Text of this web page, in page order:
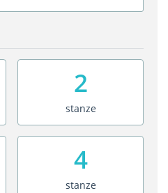
2
stanze
4
stanze